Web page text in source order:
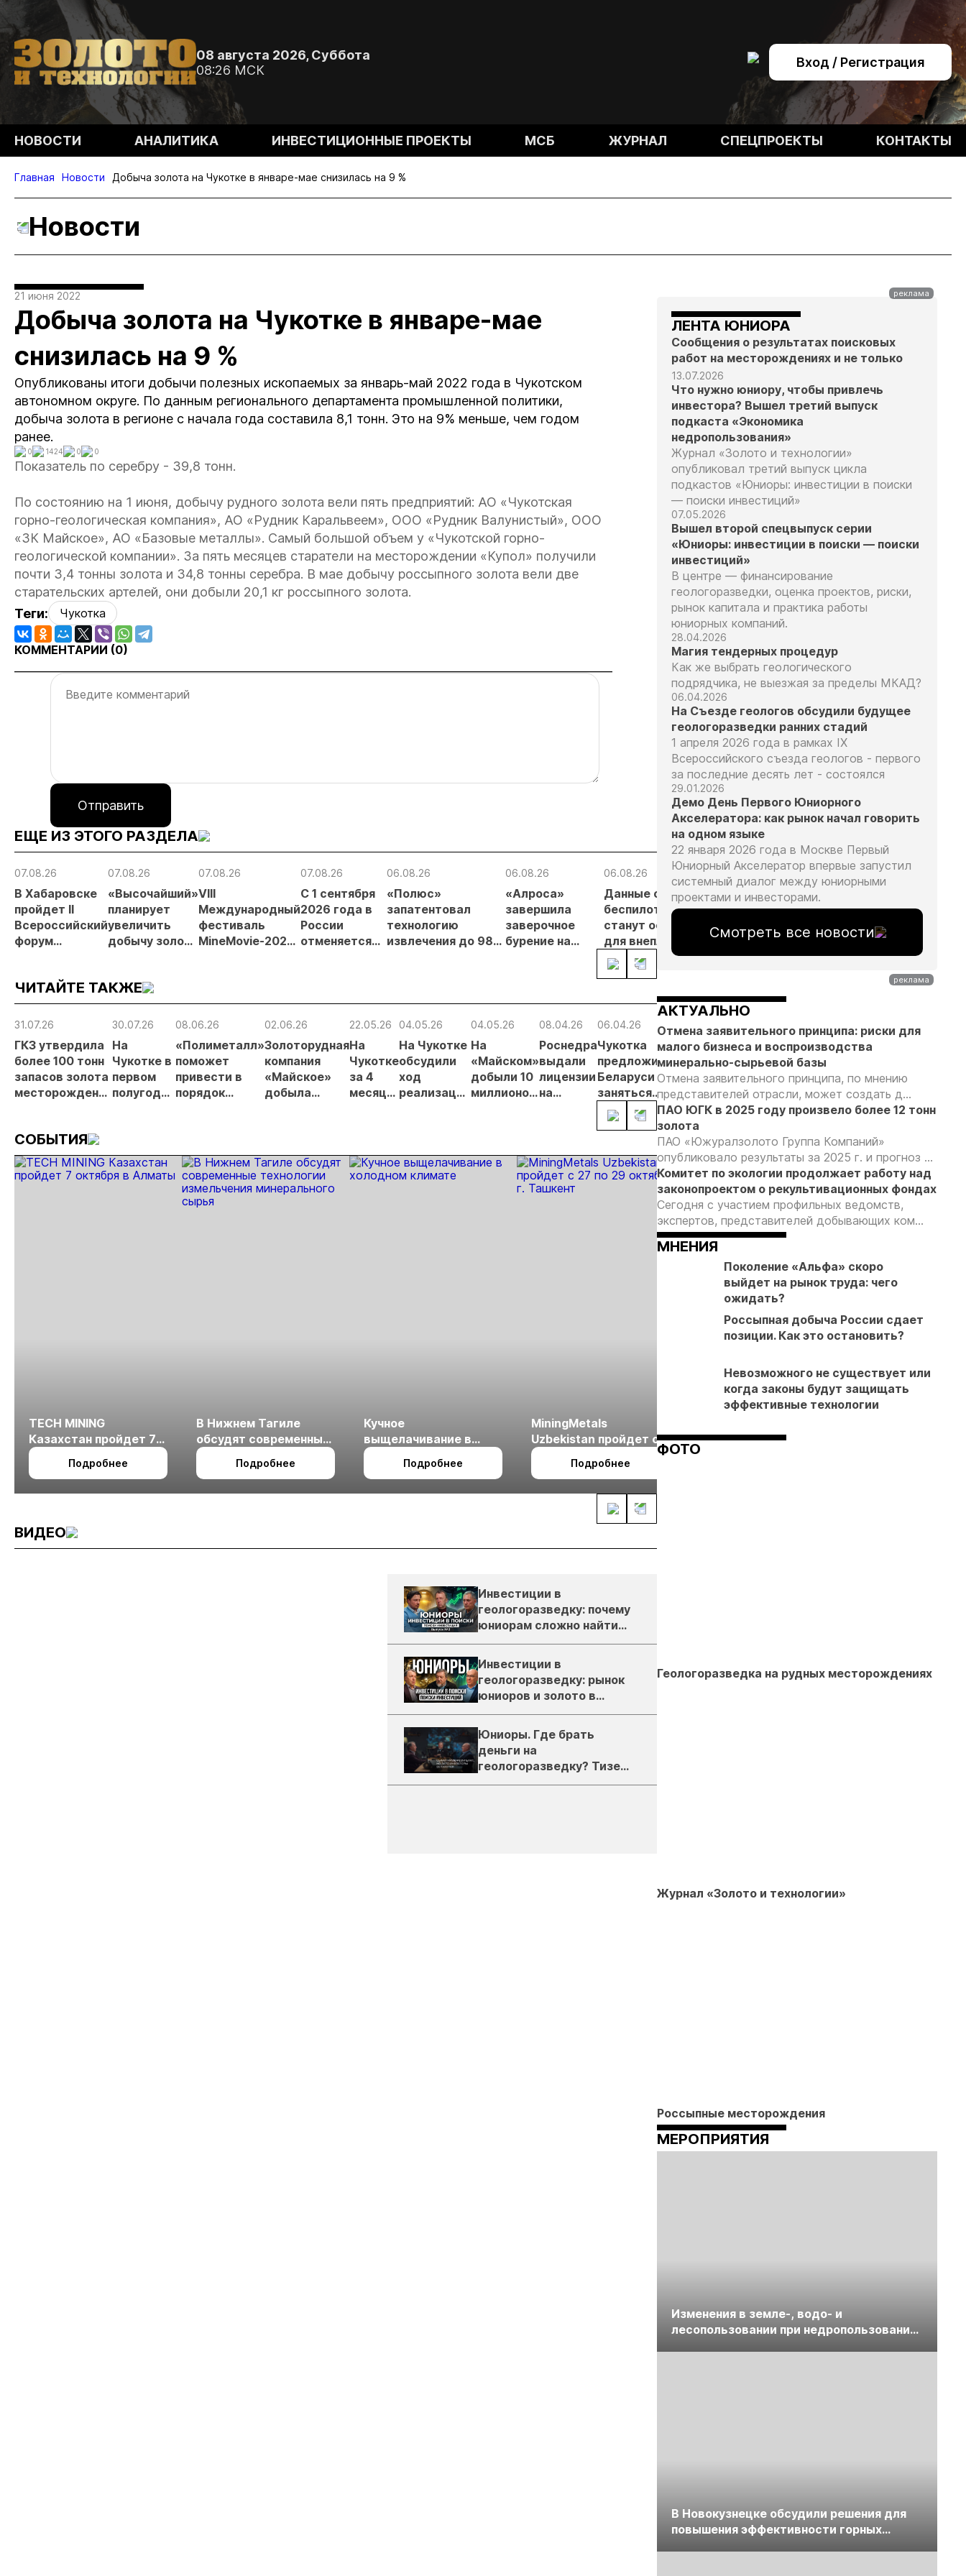
08 августа 2026, Суббота
08:26 МСК
Вход / Регистрация
НОВОСТИ АНАЛИТИКА ИНВЕСТИЦИОННЫЕ ПРОЕКТЫ МСБ ЖУРНАЛ СПЕЦПРОЕКТЫ КОНТАКТЫ
Главная Новости Добыча золота на Чукотке в январе-мае снизилась на 9 %
Новости
21 июня 2022
Добыча золота на Чукотке в январе-мае
снизилась на 9 %
Опубликованы итоги добычи полезных ископаемых за январь-май 2022 года в Чукотском
автономном округе. По данным регионального департамента промышленной политики,
добыча золота в регионе с начала года составила 8,1 тонн. Это на 9% меньше, чем годом
ранее.
0 1424 0 0
Показатель по серебру - 39,8 тонн.
По состоянию на 1 июня, добычу рудного золота вели пять предприятий: АО «Чукотская
горно-геологическая компания», АО «Рудник Каральвеем», ООО «Рудник Валунистый», ООО
«ЗК Майское», АО «Базовые металлы». Самый большой объем у «Чукотской горно-
геологической компании». За пять месяцев старатели на месторождении «Купол» получили
почти 3,4 тонны золота и 34,8 тонны серебра. В мае добычу россыпного золота вели две
старательских артелей, они добыли 20,1 кг россыпного золота.
Теги:
Чукотка
КОММЕНТАРИИ (0)
Отправить
ЕЩЕ ИЗ ЭТОГО РАЗДЕЛА
07.08.26
В Хабаровске
пройдет II
Всероссийский
форум
России»
07.08.26
«Высочайший»
планирует
увеличить
добычу золота
07.08.26
VIII
Международный
фестиваль
MineMovie-2026
07.08.26
С 1 сентября
2026 года в
России
отменяется
отраслевые
риски и
МСБ
06.08.26
«Полюс»
запатентовал
технологию
извлечения до 98%
06.08.26
«Алроса»
завершила
заверочное
бурение на
06.08.26
Данные с
беспилотников
станут основанием
для внеплановых
проверок
недропользователей
05.08.26
Добыча
золота на
снизилась
на 20,3% в
05.08.26
Кассация
оставила в
приговор
по делу о
Урале
05.08.26
предложили
изменить
подходы к
регулированию
россыпной
золотодобычи
лицензирования
ЧИТАЙТЕ ТАКЖЕ
31.07.26
ГКЗ утвердила
более 100 тонн
запасов золота
месторождения
30.07.26
На
Чукотке в
первом
полугодии
08.06.26
«Полиметалл»
поможет
привести в
порядок
02.06.26
Золоторудная
компания
«Майское»
добыла
22.05.26
На
Чукотке
за 4
месяца
04.05.26
На Чукотке
обсудили
ход
реализации
04.05.26
На
«Майском»
добыли 10
миллионов
08.04.26
Роснедра
выдали
лицензии
на
на
Чукотке
06.04.26
Чукотка
предложила
Беларуси
заняться
добычей
золота
ЧГГК
запланировала
40 млрд.
рублей
инвестиций
Ход реализации
Баимского
проекта
обсудили на
заседании
комиссии
АО
горно-
геологическая
компания» в
добыло более
8 тонн золота.
СОБЫТИЯ
TECH MINING
Казахстан пройдет 7
октября в Алматы
Подробнее
В Нижнем Тагиле
обсудят современные
технологии
измельчения
Подробнее
Кучное
выщелачивание в
холодном климате
Подробнее
MiningMetals
Uzbekistan пройдет с
27 по 29 октября в г.
Ташкент
Подробнее
2026» пройдет в
Екатеринбурге
ВИДЕО
Инвестиции в
геологоразведку: почему
юниорам сложно найти
деньги
Инвестиции в
геологоразведку: рынок
юниоров и золото в
России
Юниоры. Где брать
деньги на
геологоразведку? Тизер
подкаста ЗиТ №1
ЛЕНТА ЮНИОРА
Сообщения о результатах поисковых
работ на месторождениях и не только
13.07.2026
Что нужно юниору, чтобы привлечь
инвестора? Вышел третий выпуск
подкаста «Экономика
недропользования»
Журнал «Золото и технологии»
опубликовал третий выпуск цикла
подкастов «Юниоры: инвестиции в поиски
— поиски инвестиций»
07.05.2026
Вышел второй спецвыпуск серии
«Юниоры: инвестиции в поиски — поиски
инвестиций»
В центре — финансирование
геологоразведки, оценка проектов, риски,
рынок капитала и практика работы
юниорных компаний.
28.04.2026
Магия тендерных процедур
Как же выбрать геологического
подрядчика, не выезжая за пределы МКАД?
06.04.2026
На Съезде геологов обсудили будущее
геологоразведки ранних стадий
1 апреля 2026 года в рамках IX
Всероссийского съезда геологов - первого
за последние десять лет - состоялся
29.01.2026
Демо День Первого Юниорного
Акселератора: как рынок начал говорить
на одном языке
22 января 2026 года в Москве Первый
Юниорный Акселератор впервые запустил
системный диалог между юниорными
проектами и инвесторами.
Смотреть все новости
АКТУАЛЬНО
Отмена заявительного принципа: риски для
малого бизнеса и воспроизводства
минерально-сырьевой базы
Отмена заявительного принципа, по мнению
представителей отрасли, может создать д...
ПАО ЮГК в 2025 году произвело более 12 тонн
золота
ПАО «Южуралзолото Группа Компаний»
опубликовало результаты за 2025 г. и прогноз ...
Комитет по экологии продолжает работу над
законопроектом о рекультивационных фондах
Сегодня с участием профильных ведомств,
экспертов, представителей добывающих ком...
МНЕНИЯ
Поколение «Альфа» скоро
выйдет на рынок труда: чего
ожидать?
Россыпная добыча России сдает
позиции. Как это остановить?
Невозможного не существует или
когда законы будут защищать
эффективные технологии
ФОТО
Геологоразведка на рудных месторождениях
Журнал «Золото и технологии»
Россыпные месторождения
МЕРОПРИЯТИЯ
Изменения в земле-, водо- и
лесопользовании при недропользовании
В Новокузнецке обсудили решения для
повышения эффективности горных